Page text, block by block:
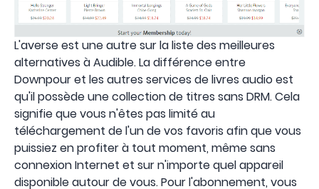
L'averse est une autre sur la liste des meilleures
alternatives à Audible. La différence entre
Downpour et les autres services de livres audio est
qu'il possède une collection de titres sans DRM. Cela
signifie que vous n'êtes pas limité au
téléchargement de l'un de vos favoris afin que vous
puissiez en profiter à tout moment, même sans
connexion Internet et sur n'importe quel appareil
disponible autour de vous. Pour l'abonnement, vous